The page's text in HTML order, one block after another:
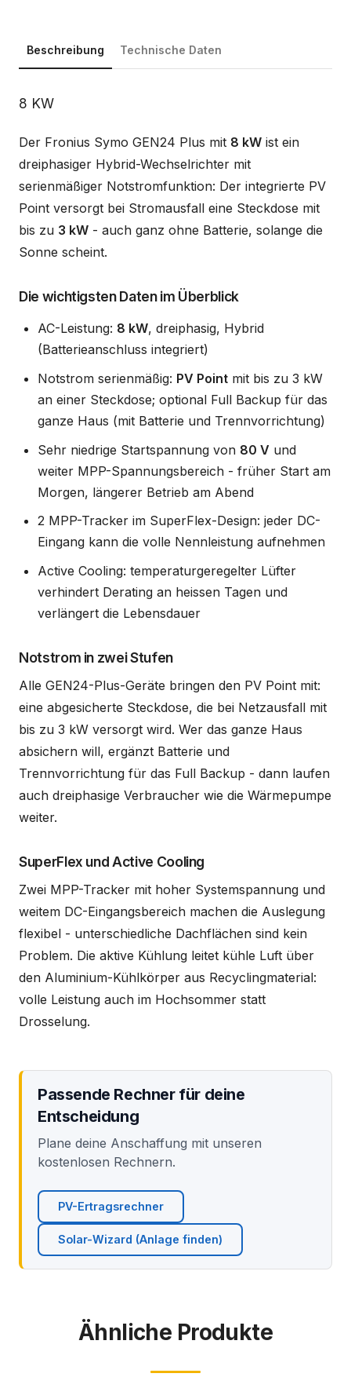
Beschreibung Technische Daten
Beschreibung
8 KW
Der Fronius Symo GEN24 Plus mit 8 kW ist ein
dreiphasiger Hybrid-Wechselrichter mit
serienmäßiger Notstromfunktion: Der integrierte PV
Point versorgt bei Stromausfall eine Steckdose mit
bis zu 3 kW - auch ganz ohne Batterie, solange die
Sonne scheint.
Die wichtigsten Daten im Überblick
AC-Leistung: 8 kW, dreiphasig, Hybrid
(Batterieanschluss integriert)
Notstrom serienmäßig: PV Point mit bis zu 3 kW
an einer Steckdose; optional Full Backup für das
ganze Haus (mit Batterie und Trennvorrichtung)
Sehr niedrige Startspannung von 80 V und
weiter MPP-Spannungsbereich - früher Start am
Morgen, längerer Betrieb am Abend
2 MPP-Tracker im SuperFlex-Design: jeder DC-
Eingang kann die volle Nennleistung aufnehmen
Active Cooling: temperaturgeregelter Lüfter
verhindert Derating an heissen Tagen und
verlängert die Lebensdauer
Notstrom in zwei Stufen
Alle GEN24-Plus-Geräte bringen den PV Point mit:
eine abgesicherte Steckdose, die bei Netzausfall mit
bis zu 3 kW versorgt wird. Wer das ganze Haus
absichern will, ergänzt Batterie und
Trennvorrichtung für das Full Backup - dann laufen
auch dreiphasige Verbraucher wie die Wärmepumpe
weiter.
SuperFlex und Active Cooling
Zwei MPP-Tracker mit hoher Systemspannung und
weitem DC-Eingangsbereich machen die Auslegung
flexibel - unterschiedliche Dachflächen sind kein
Problem. Die aktive Kühlung leitet kühle Luft über
den Aluminium-Kühlkörper aus Recyclingmaterial:
volle Leistung auch im Hochsommer statt
Drosselung.
Passende Rechner für deine
Entscheidung
Plane deine Anschaffung mit unseren
kostenlosen Rechnern.
PV-Ertragsrechner
Solar-Wizard (Anlage finden)
Ähnliche Produkte